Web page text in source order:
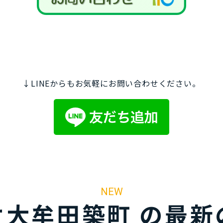
↓LINEからもお気軽にお問い合わせください。
NEW
牟田築町 の最